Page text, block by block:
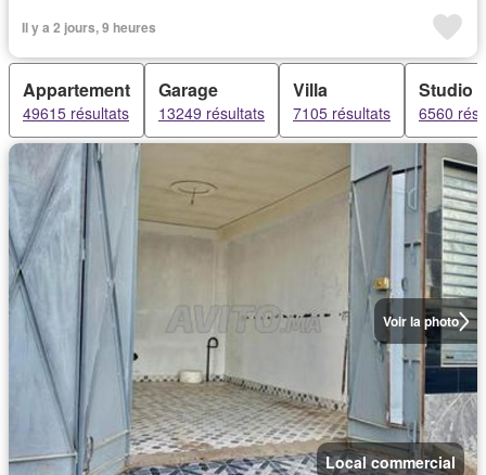
Il y a 2 jours, 9 heures
Appartement
49615 résultats
Garage
13249 résultats
Villa
7105 résultats
Studio
6560
Voir la photo
Local commercial